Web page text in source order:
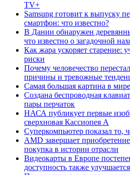
TV+
Samsung готовит к выпуску
смартфон: что известно?
В Дании обнаружен
что известно о загадочной
Как жара ускоряет старение:
риски
Почему человечество
причины и тревожные
Самая большая картина в
Создана беспроводная
пары перчаток
НАСА публикует первые
сверхновая Кассиопея А
Суперкомпьютер показал то,
AMD завершает
покупка в истории отрасли
Видеокарты в Европе
доступность также улучшается